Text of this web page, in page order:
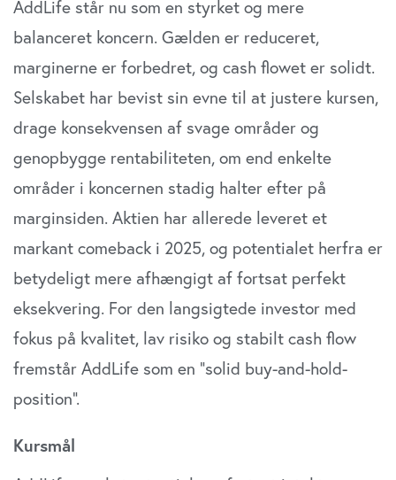
AddLife står nu som en styrket og mere
balanceret koncern. Gælden er reduceret,
marginerne er forbedret, og cash flowet er solidt.
Selskabet har bevist sin evne til at justere kursen,
drage konsekvensen af svage områder og
genopbygge rentabiliteten, om end enkelte
områder i koncernen stadig halter efter på
marginsiden. Aktien har allerede leveret et
markant comeback i 2025, og potentialet herfra er
betydeligt mere afhængigt af fortsat perfekt
eksekvering. For den langsigtede investor med
fokus på kvalitet, lav risiko og stabilt cash flow
fremstår AddLife som en ”solid buy-and-hold-
position”.
Kursmål